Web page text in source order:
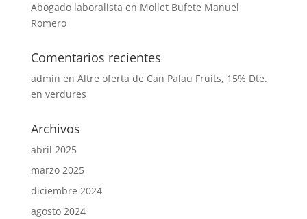
Abogado laboralista en Mollet Bufete Manuel
Romero
Comentarios recientes
admin en Altre oferta de Can Palau Fruits, 15% Dte.
en verdures
Archivos
abril 2025
marzo 2025
diciembre 2024
agosto 2024